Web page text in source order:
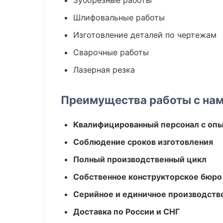
Шлифовальные работы
Изготовление деталей по чертежам
Сварочные работы
Лазерная резка
Преимущества работы с
Квалифицированный персонал с
Соблюдение сроков изготовления
Полный производственный цикл
Собственное конструкторское бюро
Серийное и единичное
Доставка по России и СНГ